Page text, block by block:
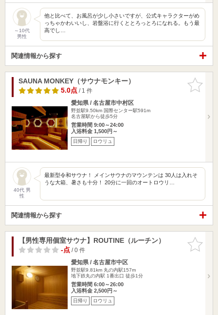
～10代
男性
他と比べて、お風呂が少し小さいですが、公式キャラクターがめ
っちゃかわいいし、岩盤浴に行くととろっとろになれる。もう最
高でし…
関連情報から探す
お気に入
りに追加
SAUNA MONKEY（サウナモンキー）
5.0点/ 1 件
愛知県 / 名古屋市中村区
野並駅9.50km 国際センター駅591m
名古屋駅から徒歩5分
営業時間 9:00～24:00
入浴料金 1,500円～
日帰り ロウリュ
40代 男
性
最新型令和サウナ！ メインサウナのマウンテンは 30人は入れそ
うな大箱、暑さも十分！ 20分に一回のオートロウリ…
関連情報から探す
お気に入
りに追加
【男性専用個室サウナ】ROUTINE（ルーチン）
-点/ 0 件
愛知県 / 名古屋市中区
野並駅9.81km 丸の内駅157m
地下鉄丸の内駅 1番出口 徒歩1分
営業時間 6:00～26:00
入浴料金 2,500円～
日帰り ロウリュ